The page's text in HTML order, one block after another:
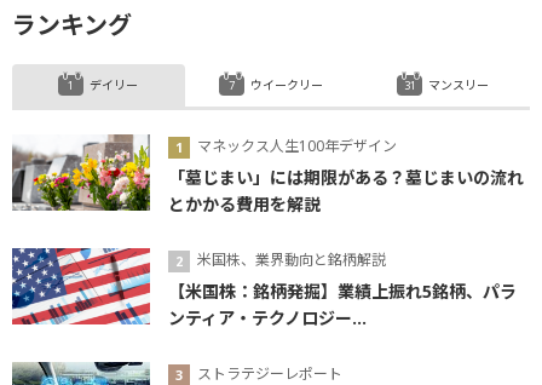
ランキング
デイリー
マネックス人生100年デザイン
「墓じまい」には期限がある？墓じまいの流れ
とかかる費用を解説
米国株、業界動向と銘柄解説
【米国株：銘柄発掘】業績上振れ5銘柄、パラ
ンティア・テクノロジー...
ストラテジーレポート
ウイークリー マンスリー